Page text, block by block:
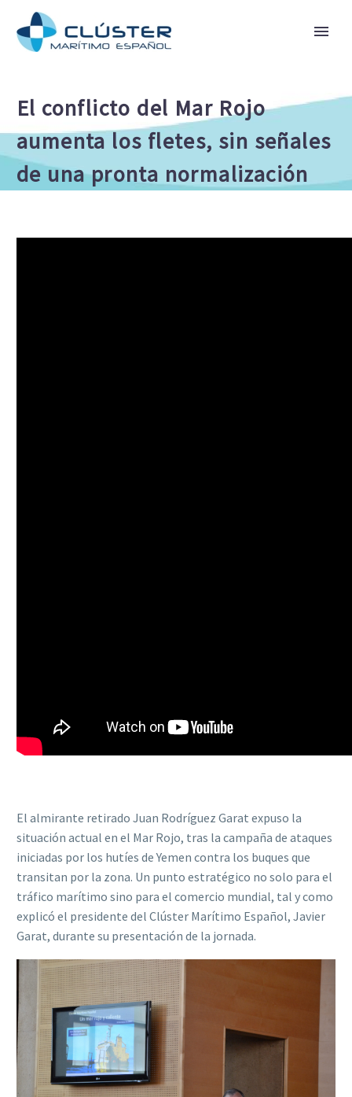
El conflicto del Mar Rojo
aumenta los fletes, sin señales
de una pronta normalización
El almirante retirado Juan Rodríguez Garat expuso la
situación actual en el Mar Rojo, tras la campaña de ataques
iniciadas por los hutíes de Yemen contra los buques que
transitan por la zona. Un punto estratégico no solo para el
tráfico marítimo sino para el comercio mundial, tal y como
explicó el presidente del Clúster Marítimo Español, Javier
Garat, durante su presentación de la jornada.